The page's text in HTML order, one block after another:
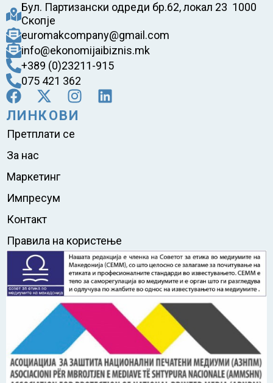
Бул. Партизански одреди бр.62, локал 23 1000
Скопје
euromakcompany@gmail.com
info@ekonomijaibiznis.mk
+389 (0)23211-915
075 421 362
ЛИНКОВИ
Претплати се
За нас
Маркетинг
Импресум
Контакт
Правила на користење